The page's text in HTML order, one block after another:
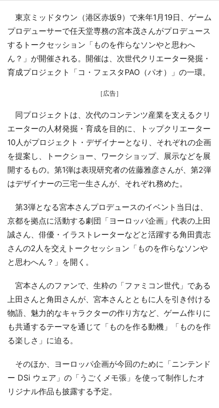
東京ミッドタウン（港区赤坂9）で来年1月19日、ゲーム
プロデューサーで任天堂専務の宮本茂さんがプロデュース
するトークセッション「ものを作らなソンやと思わへ
ん？」が開催される。開催は、次世代クリエーター発掘・
育成プロジェクト「コ・フェスタPAO（パオ）」の一環。
［広告］
同プロジェクトは、次代のコンテンツ産業を支えるクリ
エーターの人材発掘・育成を目的に、トップクリエーター
10人がプロジェクト・デザイナーとなり、それぞれの企画
を提案し、トークショー、ワークショップ、展示などを展
開するもの。第1弾は表現研究者の佐藤雅彦さんが、第2弾
はデザイナーの三宅一生さんが、それぞれ務めた。
第3弾となる宮本さんプロデュースのイベント当日は、
京都を拠点に活動する劇団「ヨーロッパ企画」代表の上田
誠さん、俳優・イラストレーターなどと活躍する角田貴志
さんの2人を交えトークセッション「ものを作らなソンや
と思わへん？」を開く。
宮本さんのファンで、生粋の「ファミコン世代」である
上田さんと角田さんが、宮本さんとともに人を引き付ける
物語、魅力的なキャラクターの作り方など、ゲーム作りに
も共通するテーマを通じて「ものを作る動機」「ものを作
る楽しさ」に迫る。
そのほか、ヨーロッパ企画が今回のために「ニンテンド
ー DSi ウェア」の「うごくメモ張」を使って制作したオ
リジナル作品も披露する予定。